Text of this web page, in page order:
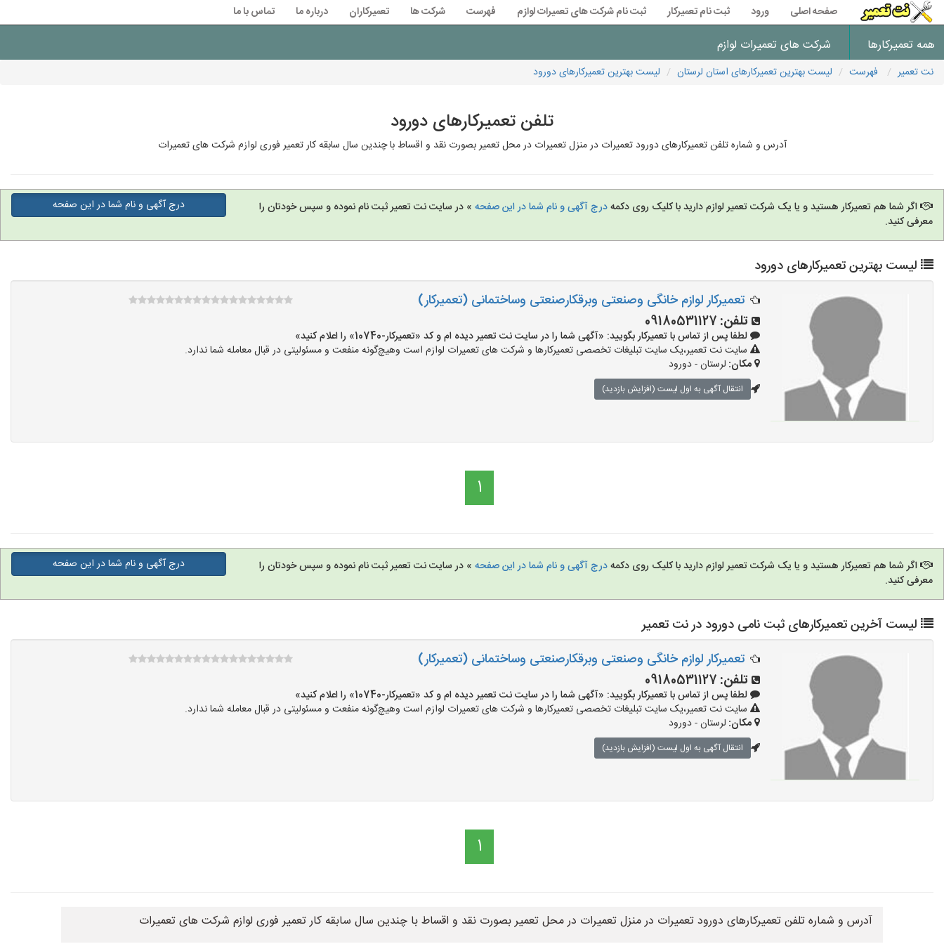
صفحه اصلی ورود ثبت نام تعمیرکار ثبت نام شرکت های تعمیرات لوازم فهرست شرکت ها تعمیرکاران درباره ما تماس با ما
همه تعمیرکارها شرکت های تعمیرات لوازم
نت تعمیر فهرست لیست بهترین تعمیرکارهای استان لرستان لیست بهترین تعمیرکارهای دورود
تلفن تعمیرکارهای دورود
آدرس و شماره تلفن تعمیرکارهای دورود تعمیرات در منزل تعمیرات در محل تعمیر بصورت نقد و اقساط با چندین سال سابقه کار تعمیر فوری لوازم شرکت های تعمیرات
اگر شما هم تعمیرکار هستید و یا یک شرکت تعمیر لوازم دارید با کلیک روی دکمهدرج آگهی و نام شما در این صفحه » در سایت نت تعمیر ثبت نام نموده و سپس خودتان را
معرفی کنید.
درج آگهی و نام شما در این صفحه
لیست بهترین تعمیرکارهای دورود
تعمیرکار لوازم خانگی وصنعتی وبرقکارصنعتی وساختمانی (تعمیرکار)
تلفن: 09180531127
لطفا پس از تماس با تعمیرکار بگویید: «آگهی شما را در سایت نت تعمیر دیده ام و کد «تعمیرکار-10740» را اعلام کنید»
سایت نت تعمیر،یک سایت تبلیغات تخصصی تعمیرکارها و شرکت های تعمیرات لوازم است وهیچ‌گونه منفعت و مسئولیتی در قبال معامله شما ندارد.
مکان: لرستان - دورود
انتقال آگهی به اول لیست (افزایش بازدید)
1
اگر شما هم تعمیرکار هستید و یا یک شرکت تعمیر لوازم دارید با کلیک روی دکمهدرج آگهی و نام شما در این صفحه » در سایت نت تعمیر ثبت نام نموده و سپس خودتان را
معرفی کنید.
درج آگهی و نام شما در این صفحه
لیست آخرین تعمیرکارهای ثبت نامی دورود در نت تعمیر
تعمیرکار لوازم خانگی وصنعتی وبرقکارصنعتی وساختمانی (تعمیرکار)
تلفن: 09180531127
لطفا پس از تماس با تعمیرکار بگویید: «آگهی شما را در سایت نت تعمیر دیده ام و کد «تعمیرکار-10740» را اعلام کنید»
سایت نت تعمیر،یک سایت تبلیغات تخصصی تعمیرکارها و شرکت های تعمیرات لوازم است وهیچ‌گونه منفعت و مسئولیتی در قبال معامله شما ندارد.
مکان: لرستان - دورود
انتقال آگهی به اول لیست (افزایش بازدید)
1
آدرس و شماره تلفن تعمیرکارهای دورود تعمیرات در منزل تعمیرات در محل تعمیر بصورت نقد و اقساط با چندین سال سابقه کار تعمیر فوری لوازم شرکت های تعمیرات